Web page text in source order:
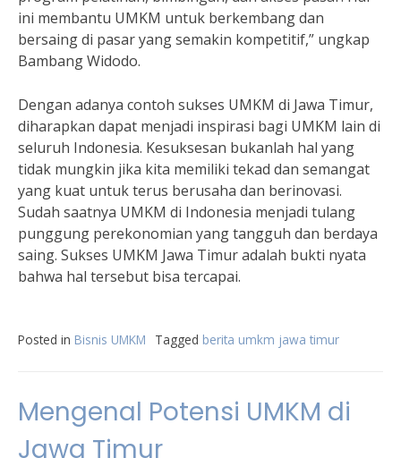
ini membantu UMKM untuk berkembang dan
bersaing di pasar yang semakin kompetitif,” ungkap
Bambang Widodo.
Dengan adanya contoh sukses UMKM di Jawa Timur,
diharapkan dapat menjadi inspirasi bagi UMKM lain di
seluruh Indonesia. Kesuksesan bukanlah hal yang
tidak mungkin jika kita memiliki tekad dan semangat
yang kuat untuk terus berusaha dan berinovasi.
Sudah saatnya UMKM di Indonesia menjadi tulang
punggung perekonomian yang tangguh dan berdaya
saing. Sukses UMKM Jawa Timur adalah bukti nyata
bahwa hal tersebut bisa tercapai.
Posted in Bisnis UMKM Tagged berita umkm jawa timur
Mengenal Potensi UMKM di
Jawa Timur